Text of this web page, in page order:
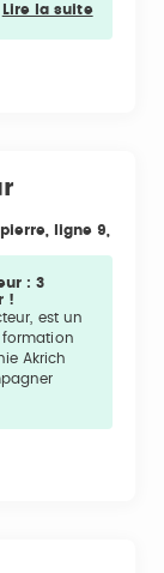
Lire la suite
ligne 9,
: 3
!
est un
formation
Akrich